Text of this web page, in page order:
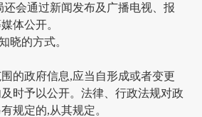
还会通过新闻发布及广播电视、报
体公开。
晓的方式。
的政府信息,应当自形成或者变更
时予以公开。法律、行政法规对政
规定的,从其规定。